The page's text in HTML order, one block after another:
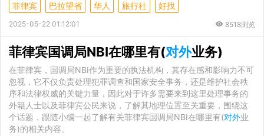
菲律宾 巴拉望省 华人 旅行社 好找
2025-05-22 01:12:01 8518浏览
菲律宾国调局NBI在哪里有(对外业务)
在菲律宾，国调局NBI作为重要的执法机构，其存在感和影响力不可
忽视，它不仅负责处理犯罪调查和国家安全事务，还是维护社会秩
序和法律权威的关键力量，因此对于许多需要来到这里处理事务的
外籍人士以及菲律宾公民来说，了解其地理位置至关重要，围绕这
个话题，跟随小编一起了解有关菲律宾国调局NBI在哪里有(对外业
务)的相关内容。